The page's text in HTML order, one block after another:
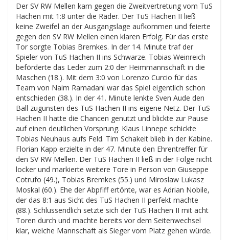
Der SV RW Mellen kam gegen die Zweitvertretung vom TuS
Hachen mit 1:8 unter die Räder. Der TuS Hachen II ließ
keine Zweifel an der Ausgangslage aufkommen und feierte
gegen den SV RW Mellen einen klaren Erfolg. Für das erste
Tor sorgte Tobias Bremkes. In der 14. Minute traf der
Spieler von TuS Hachen II ins Schwarze. Tobias Weinreich
beförderte das Leder zum 2:0 der Heimmannschaft in die
Maschen (18.). Mit dem 3:0 von Lorenzo Curcio für das
Team von Naim Ramadani war das Spiel eigentlich schon
entschieden (38.). In der 41. Minute lenkte Sven Aude den
Ball zugunsten des TuS Hachen II ins eigene Netz. Der TuS
Hachen II hatte die Chancen genutzt und blickte zur Pause
auf einen deutlichen Vorsprung. Klaus Linnepe schickte
Tobias Neuhaus aufs Feld. Tim Schakeit blieb in der Kabine.
Florian Kapp erzielte in der 47. Minute den Ehrentreffer für
den SV RW Mellen. Der TuS Hachen II ließ in der Folge nicht
locker und markierte weitere Tore in Person von Giuseppe
Cotrufo (49.), Tobias Bremkes (55.) und Miroslaw Lukasz
Moskal (60.). Ehe der Abpfiff ertönte, war es Adrian Nobile,
der das 8:1 aus Sicht des TuS Hachen II perfekt machte
(88.). Schlussendlich setzte sich der TuS Hachen II mit acht
Toren durch und machte bereits vor dem Seitenwechsel
klar, welche Mannschaft als Sieger vom Platz gehen würde.